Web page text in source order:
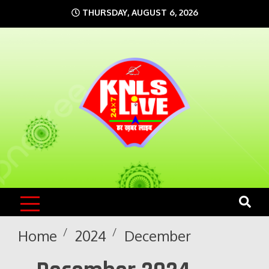
to
THURSDAY, AUGUST 6, 2026
KNLS LIVE
India`s No.1 News Portal
Home 2024 December